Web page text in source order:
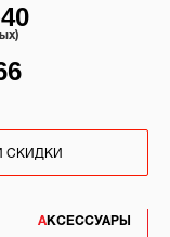
АКСЕССУАРЫ
СКИДКИ